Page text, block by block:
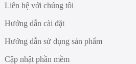
Liên hệ với chúng tôi
Hướng dẫn cài đặt
Hướng dẫn sử dụng sản phẩm
Cập nhật phần mềm